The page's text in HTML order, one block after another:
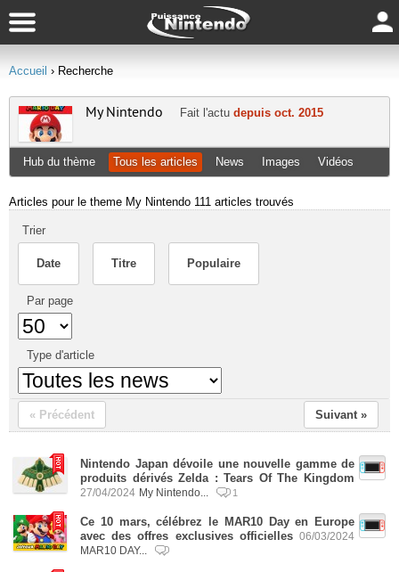
Accueil › Recherche
My Nintendo Fait l'actu depuis oct. 2015
Hub du thème Tous les articles News Images Vidéos
Articles pour le theme My Nintendo 111 articles trouvés
Trier
Date Titre Populaire
Par page
Type d'article
« Précédent Suivant »
Nintendo Japan dévoile une nouvelle gamme de
produits dérivés Zelda : Tears Of The Kingdom
27/04/2024 My Nintendo... 1
Ce 10 mars, célébrez le MAR10 Day en Europe
avec des offres exclusives officielles 06/03/2024
MAR10 DAY...